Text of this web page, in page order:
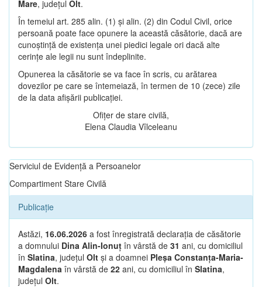
Mare, județul Olt.
În temeiul art. 285 alin. (1) și alin. (2) din Codul Civil, orice
persoană poate face opunere la această căsătorie, dacă are
cunoștință de existența unei piedici legale ori dacă alte
cerințe ale legii nu sunt îndeplinite.
Opunerea la căsătorie se va face în scris, cu arătarea
dovezilor pe care se întemeiază, în termen de 10 (zece) zile
de la data afișării publicației.
Ofițer de stare civilă,
Elena Claudia Vîlceleanu
Serviciul de Evidență a Persoanelor
Compartiment Stare Civilă
Publicație
Astăzi, 16.06.2026 a fost înregistrată declarația de căsătorie
a domnului Dina Alin-Ionuț în vârstă de 31 ani, cu domiciliul
în Slatina, județul Olt și a doamnei Pleșa Constanța-Maria-
Magdalena în vârstă de 22 ani, cu domiciliul în Slatina,
județul Olt.